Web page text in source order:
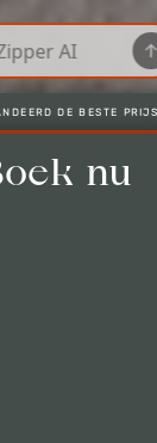
HIER: LAATSTE KAMERS